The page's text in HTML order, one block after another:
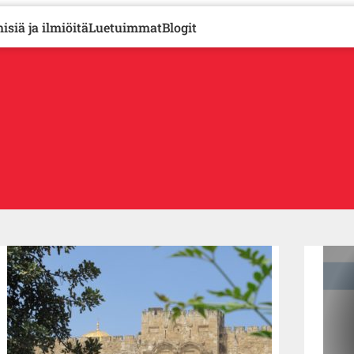
ja ilmiöitäLuetuimmatBlogit